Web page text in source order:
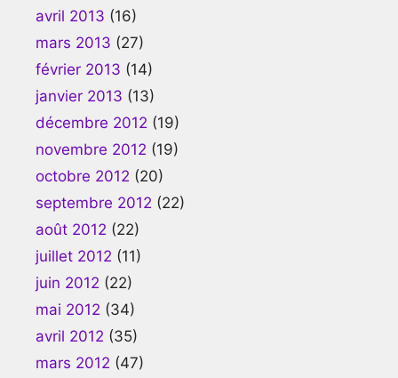
avril 2013 (16)
mars 2013 (27)
février 2013 (14)
janvier 2013 (13)
décembre 2012 (19)
novembre 2012 (19)
octobre 2012 (20)
septembre 2012 (22)
août 2012 (22)
juillet 2012 (11)
juin 2012 (22)
mai 2012 (34)
avril 2012 (35)
mars 2012 (47)